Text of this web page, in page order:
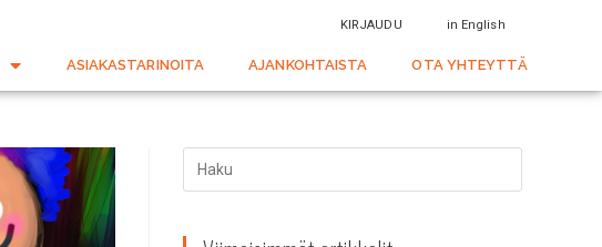
KIRJAUDU in English
ASIAKASTARINOITA AJANKOHTAISTA OTA YHTEYTTÄ